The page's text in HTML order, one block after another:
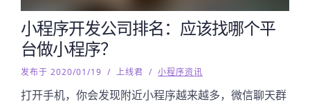
小程序开发公司排名：应该找哪个平
台做小程序？
发布于 2020/01/19 / 上线君 / 小程序资讯
打开手机，你会发现附近小程序越来越多，微信聊天群